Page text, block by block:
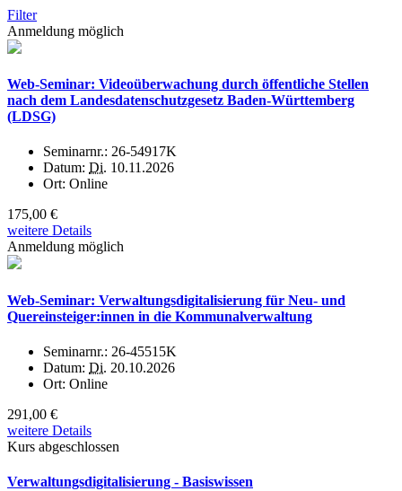
Filter
Anmeldung möglich
Web-Seminar: Videoüberwachung durch öffentliche Stellen
nach dem Landesdatenschutzgesetz Baden-Württemberg
(LDSG)
Seminarnr.: 26-54917K
Datum: Di. 10.11.2026
Ort: Online
175,00 €
weitere Details
Anmeldung möglich
Web-Seminar: Verwaltungsdigitalisierung für Neu- und
Quereinsteiger:innen in die Kommunalverwaltung
Seminarnr.: 26-45515K
Datum: Di. 20.10.2026
Ort: Online
291,00 €
weitere Details
Kurs abgeschlossen
Verwaltungsdigitalisierung - Basiswissen